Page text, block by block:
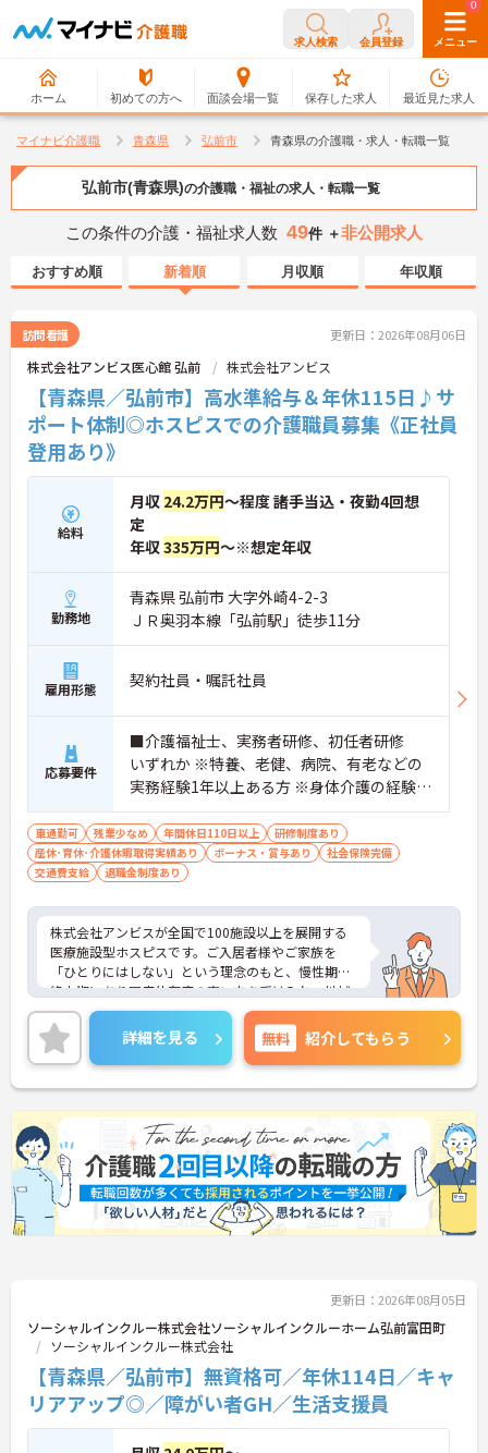
求人検索 会員登録 メニュー
ホーム 初めての方へ 面談会場一覧
0
保存した求人
0
最近見た求人
マイナビ介護職 青森県 弘前市 青森県の介護職・求人・転職一覧
弘前市(青森県)の介護職・福祉の求人・転職一覧
この条件の介護・福祉求人数 49件 ＋非公開求人
おすすめ順 新着順 月収順 年収順
訪問看護 更新日：2026年08月06日
株式会社アンビス医心館 弘前 株式会社アンビス
【青森県／弘前市】高水準給与＆年休115日♪サ
ポート体制◎ホスピスでの介護職員募集《正社員
登用あり》
給料
月収 24.2万円～程度 諸手当込・夜勤4回想
定
年収335万円～※想定年収
勤務地
青森県 弘前市 大字外崎4-2-3
ＪＲ奥羽本線「弘前駅」徒歩11分
雇用形態 契約社員・嘱託社員
応募要件
■介護福祉士、実務者研修、初任者研修
いずれか ※特養、老健、病院、有老などの
実務経験1年以上ある方 ※身体介護の経験年
以上ある方、機械浴の使用の経験のある方
歓迎
車通勤可 残業少なめ 年間休日110日以上
研修制度あり
産休･育休･介護休暇取得実績あり
ボーナス・賞与あり
社会保険完備
交通費支給
退職金制度あり
株式会社アンビスが全国で100施設以上を展開する
医療施設型ホスピスです。ご入居者様やご家族を
「ひとりにはしない」という理念のもと、慢性期や
終末期にあり医療依存度の高い方を受け入れ、地域
医療を支える社会的意義の高い事業を推進していま
す。現場には看護師が24時間常駐しています。急変
時の対応や医療行為は看護師が担当するため、初任
者研修や実務者研修の方も食事介助や入浴介助など
の生活を支えるケアに専念できる環境です。多職種
で情報を共有し、一人で判断を抱え込まないチーム
連携の体制がしっかりと整っています。働き方の面
では、夜勤明けの翌日が原則として公休となるほ
か、月平均の残業時間も5時間から7時間程度とかな
り少なめです。常勤スタッフの比率が90パーセント
を超えているため急な勤務変更が発生しにくく、あ
らかじめ決められた訪問予定表に沿って規則正しく
専門性を着実に深めていける環境が用意されていま
す。
★おすすめPOINT★
＜個別ＯＪＴとチーム連携で着実に成長！＞
・入職後はお一人おひとりの習熟度に合わせた個別
の機会も提供されます
詳細を見る 無料 紹介してもらう
更新日：2026年08月05日
ソーシャルインクルー株式会社ソーシャルインクルーホーム弘前富田町
ソーシャルインクルー株式会社
【青森県／弘前市】無資格可／年休114日／キャ
リアアップ◎／障がい者GH／生活支援員